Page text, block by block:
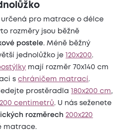
určená pro matrace o délce
rozměry jsou běžně
postele. Méně běžný
jednolůžko je
120x200.
mají rozměr 70x140 cm
schráničem matrací.
prostěradla
180x200 cm,
centimetrů. U nás seženete
rozměrech 200x220
matrace.